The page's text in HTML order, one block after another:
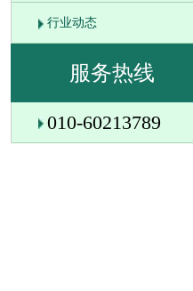
行业动态
服务热线
010-60213789